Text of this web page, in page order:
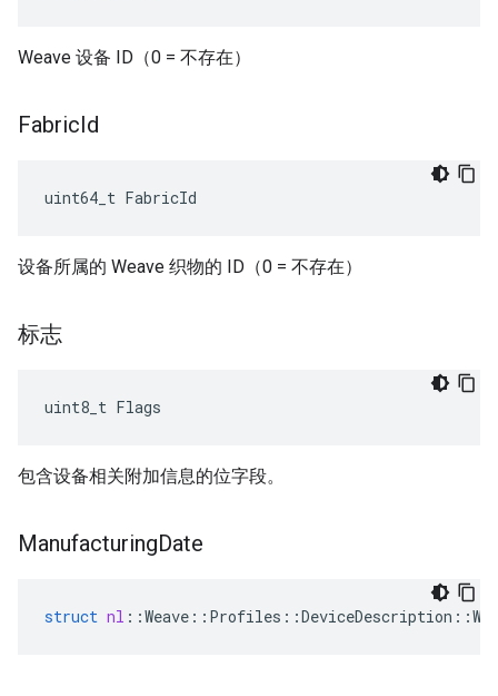
Weave 设备 ID（0 = 不存在）
FabricId
uint64_t FabricId
设备所属的 Weave 织物的 ID（0 = 不存在）
标志
uint8_t Flags
包含设备相关附加信息的位字段。
ManufacturingDate
struct nl ::Weave :: Profiles ::DeviceDescription ::